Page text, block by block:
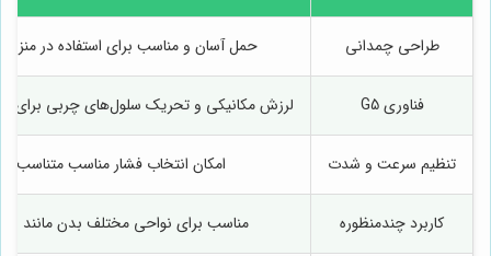
طراحی چمدانی حمل آسان و مناسب برای استفاده در منزل
فناوری G5 لرزش مکانیکی و تحریک سلول‌های چربی برای
تنظیم سرعت و شدت امکان انتخاب فشار مناسب متناسب با
کاربرد چندمنظوره مناسب برای نواحی مختلف بدن مانند